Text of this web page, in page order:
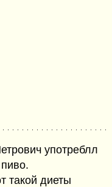
употреблл
такой диеты